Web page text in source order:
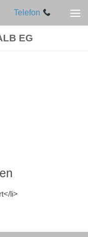
Telefon
EG
li>